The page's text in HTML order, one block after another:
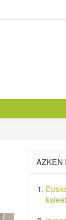
AZKEN